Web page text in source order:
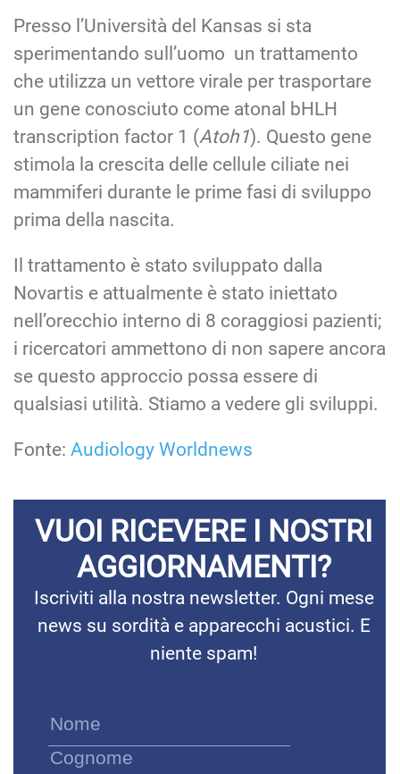
Presso l’Università del Kansas si sta
sperimentando sull’uomo un trattamento
che utilizza un vettore virale per trasportare
un gene conosciuto come atonal bHLH
transcription factor 1 (Atoh1). Questo gene
stimola la crescita delle cellule ciliate nei
mammiferi durante le prime fasi di sviluppo
prima della nascita.
Il trattamento è stato sviluppato dalla
Novartis e attualmente è stato iniettato
nell’orecchio interno di 8 coraggiosi pazienti;
i ricercatori ammettono di non sapere ancora
se questo approccio possa essere di
qualsiasi utilità. Stiamo a vedere gli sviluppi.
Fonte: Audiology Worldnews
VUOI RICEVERE I NOSTRI
AGGIORNAMENTI?
Iscriviti alla nostra newsletter. Ogni mese
news su sordità e apparecchi acustici. E
niente spam!